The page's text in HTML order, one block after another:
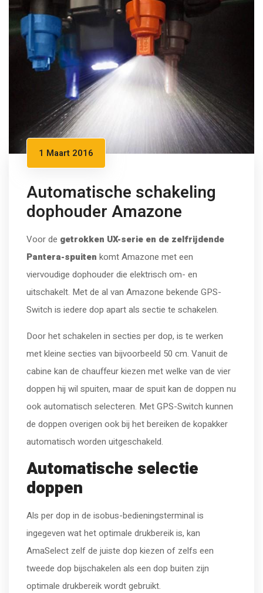
1 Maart 2016
Automatische schakeling
dophouder Amazone
Voor de getrokken UX-serie en de zelfrijdende
Pantera-spuiten komt Amazone met een
viervoudige dophouder die elektrisch om- en
uitschakelt. Met de al van Amazone bekende GPS-
Switch is iedere dop apart als sectie te schakelen.
Door het schakelen in secties per dop, is te werken
met kleine secties van bijvoorbeeld 50 cm. Vanuit de
cabine kan de chauffeur kiezen met welke van de vier
doppen hij wil spuiten, maar de spuit kan de doppen nu
ook automatisch selecteren. Met GPS-Switch kunnen
de doppen overigen ook bij het bereiken de kopakker
automatisch worden uitgeschakeld.
Automatische selectie
doppen
Als per dop in de isobus-bedieningsterminal is
ingegeven wat het optimale drukbereik is, kan
AmaSelect zelf de juiste dop kiezen of zelfs een
tweede dop bijschakelen als een dop buiten zijn
optimale drukbereik wordt gebruikt.